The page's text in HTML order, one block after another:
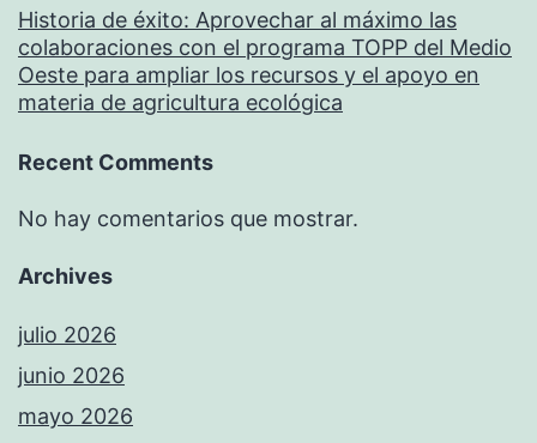
Historia de éxito: Aprovechar al máximo las
colaboraciones con el programa TOPP del Medio
Oeste para ampliar los recursos y el apoyo en
materia de agricultura ecológica
Recent Comments
No hay comentarios que mostrar.
Archives
julio 2026
junio 2026
mayo 2026